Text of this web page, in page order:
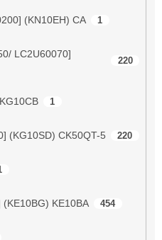
(KN10EH) CA 1
LC2U60070]
220
1
(KG10SD) CK50QT-5 220
KE10BA 454